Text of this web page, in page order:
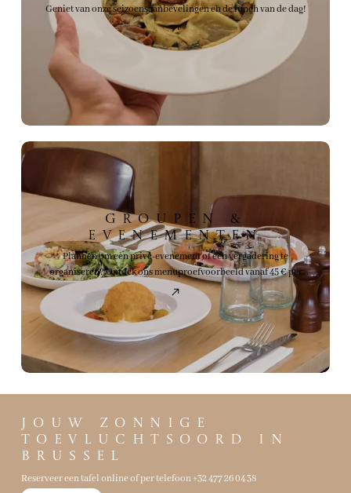
Geniet van onze seizoensaanbevelingen en de lunch van de dag!
Groupen &
Evenementen
Plannen om een privé-evenement of een vergadering te
organiseren? Ontdek ons menuproefvoorbeeld vanaf 45 € per
persoon.
Jouw zonnige
toevluchtsoord in
Brussel
Reserveer een tafel online of per telefoon+32 477 26 04 38